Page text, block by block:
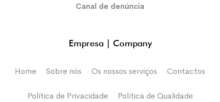
Empresa | Company
Home Sobre nós Os nossos serviços Contactos
Política de Privacidade Política de Qualidade
Canal de denúncia